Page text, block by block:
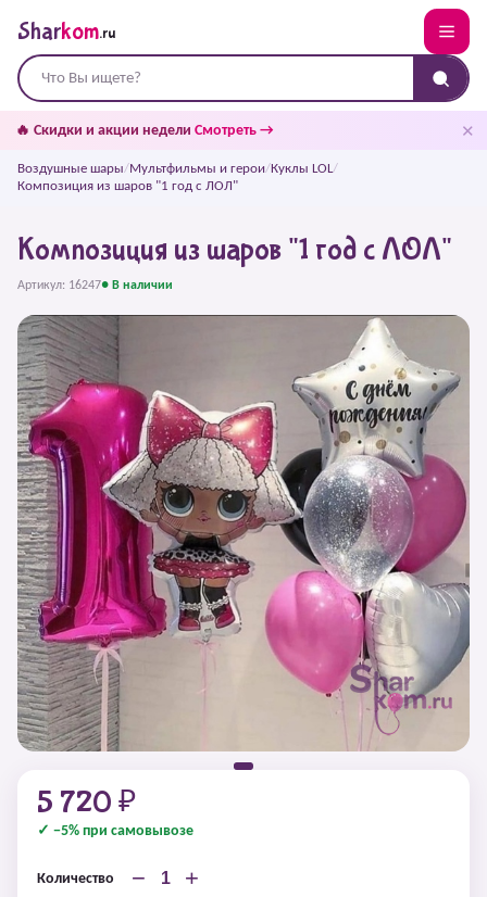
Sharkom.ru
🔥 Скидки и акции недели Смотреть → ✕
Воздушные шары/Мультфильмы и герои/Куклы LOL/
Композиция из шаров "1 год с ЛОЛ"
Композиция из шаров "1 год с ЛОЛ"
Артикул: 16247● В наличии
5 720 ₽
✓ −5% при самовывозе
Количество − +